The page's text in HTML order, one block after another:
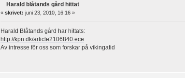
Harald blåtands gård hittat
« skrivet: juni 23, 2010, 16:16 »
Harald Blåtands gård har hittats:
http://kpn.dk/article2106840.ece
Av intresse för oss som forskar på vikingatid